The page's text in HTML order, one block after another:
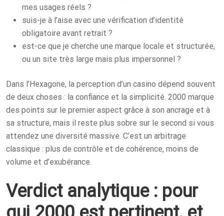
mes usages réels ?
suis-je à l’aise avec une vérification d’identité
obligatoire avant retrait ?
est-ce que je cherche une marque locale et structurée,
ou un site très large mais plus impersonnel ?
Dans l’Hexagone, la perception d’un casino dépend souvent
de deux choses : la confiance et la simplicité. 2000 marque
des points sur le premier aspect grâce à son ancrage et à
sa structure, mais il reste plus sobre sur le second si vous
attendez une diversité massive. C’est un arbitrage
classique : plus de contrôle et de cohérence, moins de
volume et d’exubérance.
Verdict analytique : pour